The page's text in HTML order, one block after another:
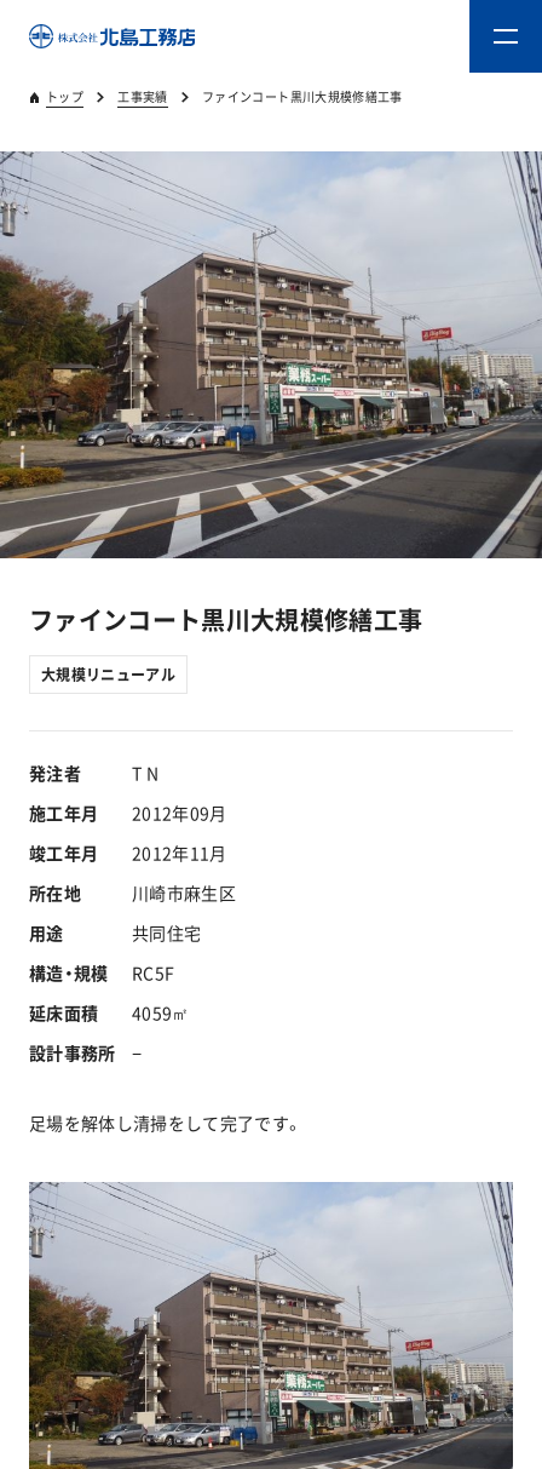
トップ 工事実績 ファインコート黒川大規模修繕工事
ファインコート黒川大規模修繕工事
大規模リニューアル
発注者
T N
施工年月
2012年09月
竣工年月
2012年11月
所在地
川崎市麻生区
用途
共同住宅
構造・規模
RC5F
延床面積
4059㎡
設計事務所
−
足場を解体し清掃をして完了です。
トップ
キタジマのものづくり
重量木骨造SE構法
新築工事
リフォーム
リフォームスタッフ
工事実績
会社情報
関連企業
新着情報
ブログ
お問い合わせ
協力業者公募